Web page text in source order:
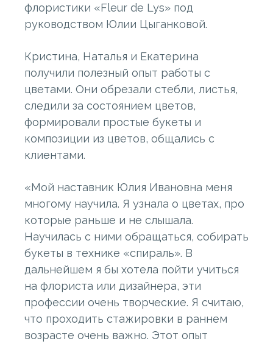
флористики «Fleur de Lys» под
руководством Юлии Цыганковой.
Кристина, Наталья и Екатерина
получили полезный опыт работы с
цветами. Они обрезали стебли, листья,
следили за состоянием цветов,
формировали простые букеты и
композиции из цветов, общались с
клиентами.
«Мой наставник Юлия Ивановна меня
многому научила. Я узнала о цветах, про
которые раньше и не слышала.
Научилась с ними обращаться, собирать
букеты в технике «спираль». В
дальнейшем я бы хотела пойти учиться
на флориста или дизайнера, эти
профессии очень творческие. Я считаю,
что проходить стажировки в раннем
возрасте очень важно. Этот опыт